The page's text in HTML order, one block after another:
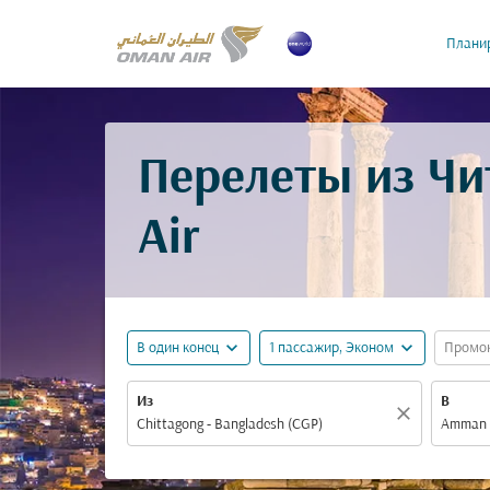
Перелеты из
Air
В один конец expand_more 1 пассажир, Эконом expand_more
Из
close
В